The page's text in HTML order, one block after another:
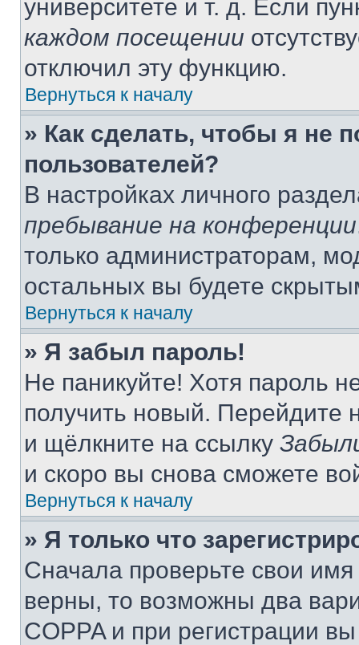
университете и т. д. Если
каждом посещении
отключил эту функцию.
Вернуться к началу
» Как сделать, чтобы я не
пользователей?
В настройках личного
пребывание на конференции
только администраторам,
остальных вы будете
Вернуться к началу
» Я забыл пароль!
Не паникуйте! Хотя пароль
получить новый. Перейдите
и щёлкните на ссылку
и скоро вы снова сможете
Вернуться к началу
» Я только что
Сначала проверьте свои
верны, то возможны два
COPPA и при регистрации